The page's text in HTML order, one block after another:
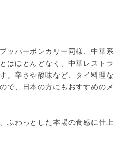
ッパーポンカリー同様、中華系
はほとんどなく、中華レストラ
。辛さや酸味など、タイ料理な
で、日本の方にもおすすめのメ
ふわっとした本場の食感に仕上